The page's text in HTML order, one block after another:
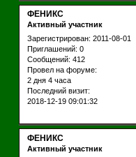
ФЕНИКС
Активный участник
Зарегистрирован: 2011-08-01
Приглашений: 0
Сообщений: 412
Провел на форуме:
2 дня 4 часа
Последний визит:
2018-12-19 09:01:32
ФЕНИКС
Активный участник